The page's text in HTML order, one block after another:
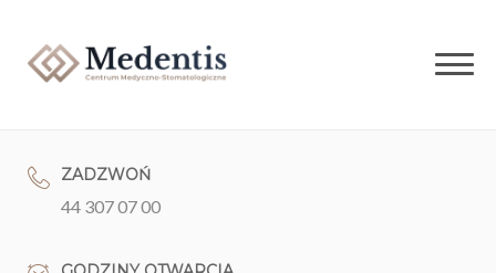
content
ZADZWOŃ
44 307 07 00